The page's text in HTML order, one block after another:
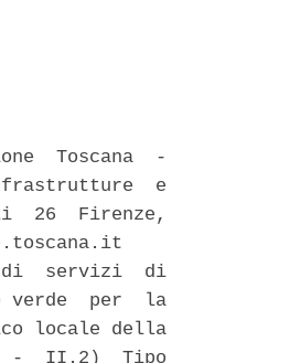
Toscana  -
e
26  Firenze,
servizi  di
verde  per  la
locale della
-  II.2)  Tipo